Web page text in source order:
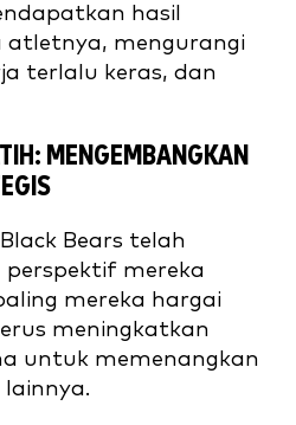
hasil
atletnya, mengurangi
terlalu keras, dan
MENGEMBANGKAN
Bears telah
mereka
mereka hargai
meningkatkan
untuk memenangkan
lainnya.